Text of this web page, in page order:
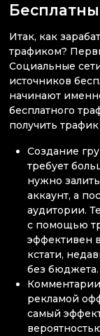
Итак, как
трафиком?
Социальные
источников
начинают
бесплатного
получить
Создание
требует
нужно
аккаунт, а
аудитории.
с помощью
эффективен
кстати,
без бюджета.
рекламой
самый